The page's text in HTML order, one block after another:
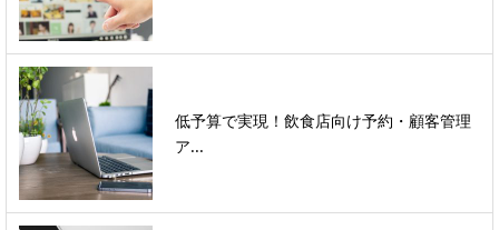
低予算で実現！飲食店向け予約・顧客管理
ア...